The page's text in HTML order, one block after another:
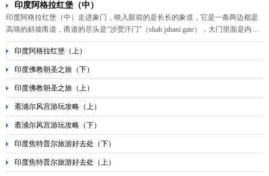
得名。可惜现在这所宫殿已经被栅栏围了起来，不允许游客进去参观。
印度阿格拉红堡（中）
印度阿格拉红堡（中）走进象门，映入眼前的是长长的象道，它是一条两边都是
高墙的斜坡甬道，甬道的尽头是“沙贾汗门”（shah jahani gate），大门里面是内
院，有朝觐殿和莫迪清真寺等建筑，门的左前方是一大片绿色的草坪，位于草坪
中心的就是城堡中规模最大的标志性建筑“贾汗基尔宫”（Jehangir's Palace），它是
一个典型的阿克巴式建筑。
印度阿格拉红堡（上）
印度佛教朝圣之旅（下）
印度佛教朝圣之旅（上）
斋浦尔风宫游玩攻略（上）
斋浦尔风宫游玩攻略（下）
印度焦特普尔旅游好去处（下）
印度焦特普尔旅游好去处（上）